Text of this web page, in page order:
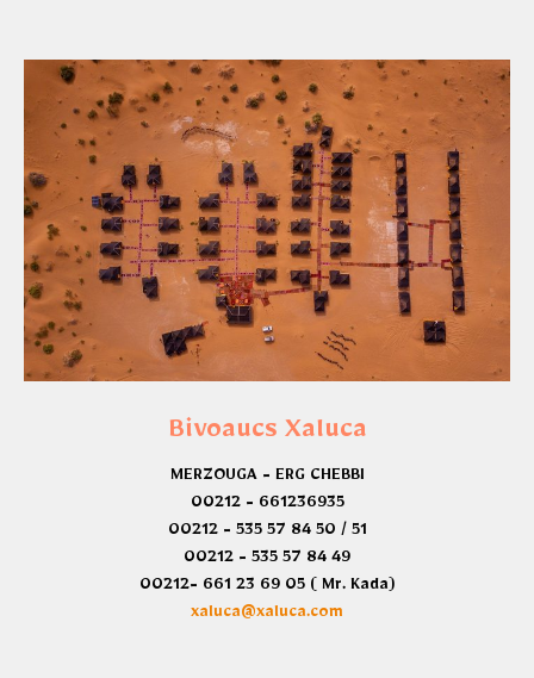
Bivoaucs Xaluca
MERZOUGA - ERG CHEBBI
00212 - 661236935
00212 - 535 57 84 50 / 51
00212 - 535 57 84 49
00212- 661 23 69 05 ( Mr. Kada)
xaluca@xaluca.com